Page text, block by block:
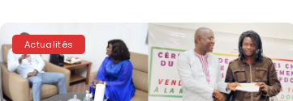
Actualités